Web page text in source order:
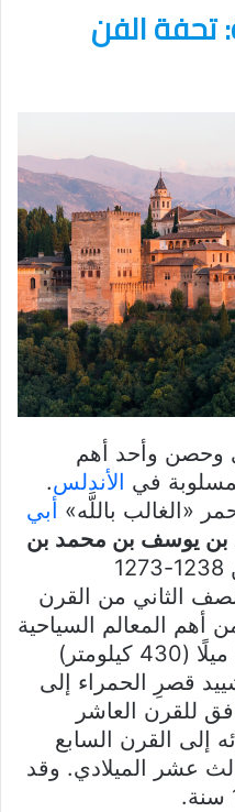
تحفة الفن
وحصن وأحد أهم
في الأندلس.
«الغالب باللَّه» أبي
بن يوسف بن محمد بن
بين 1238-1273
الثاني من القرن
أهم المعالم السياحية
بأسبانيا ويقع على بعد 267 ميلًا (430 كيلومتر)
قصرِ الحمراء إلى
للقرن العاشر
إلى القرن السابع
عشر الميلادي. وقد